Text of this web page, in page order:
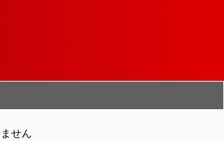
せん